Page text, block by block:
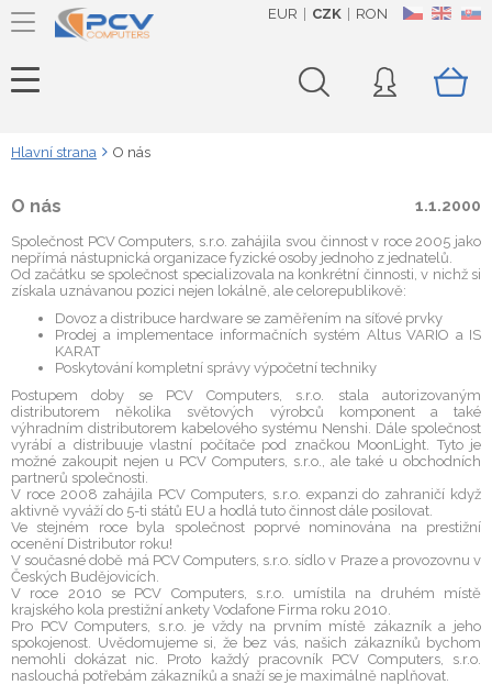
CZ EN SK
EUR CZK RON
Hlavní strana O nás
O nás 1.1.2000
Společnost PCV Computers, s.r.o. zahájila svou činnost v roce 2005 jako
nepřímá nástupnická organizace fyzické osoby jednoho z jednatelů.
Od začátku se společnost specializovala na konkrétní činnosti, v nichž si
získala uznávanou pozici nejen lokálně, ale celorepublikově:
Dovoz a distribuce hardware se zaměřením na síťové prvky
Prodej a implementace informačních systém Altus VARIO a IS
KARAT
Poskytování kompletní správy výpočetní techniky
Postupem doby se PCV Computers, s.r.o. stala autorizovaným
distributorem několika světových výrobců komponent a také
výhradním distributorem kabelového systému Nenshi. Dále společnost
vyrábí a distribuuje vlastní počítače pod značkou MoonLight. Tyto je
možné zakoupit nejen u PCV Computers, s.r.o., ale také u obchodních
partnerů společnosti.
V roce 2008 zahájila PCV Computers, s.r.o. expanzi do zahraničí když
aktivně vyváží do 5-ti států EU a hodlá tuto činnost dále posilovat.
Ve stejném roce byla společnost poprvé nominována na prestižní
ocenění Distributor roku!
V současné době má PCV Computers, s.r.o. sídlo v Praze a provozovnu v
Českých Budějovicích.
V roce 2010 se PCV Computers, s.r.o. umístila na druhém místě
krajského kola prestižní ankety Vodafone Firma roku 2010.
Pro PCV Computers, s.r.o. je vždy na prvním místě zákazník a jeho
spokojenost. Uvědomujeme si, že bez vás, našich zákazníků bychom
nemohli dokázat nic. Proto každý pracovník PCV Computers, s.r.o.
naslouchá potřebám zákazníků a snaží se je maximálně naplňovat.